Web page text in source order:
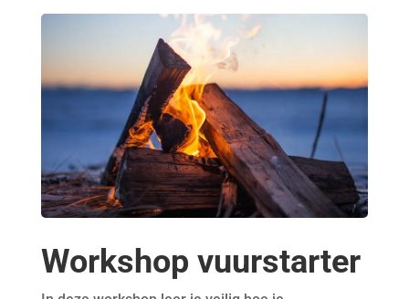
Workshop vuurstarter